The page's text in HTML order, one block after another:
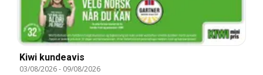
Kiwi kundeavis
03/08/2026- 09/08/2026